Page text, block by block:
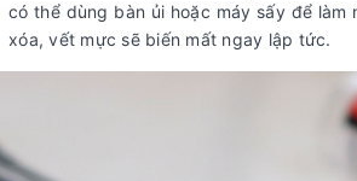
có thể dùng bàn ủi hoặc máy sấy để làm
xóa, vết mực sẽ biến mất ngay lập tức.